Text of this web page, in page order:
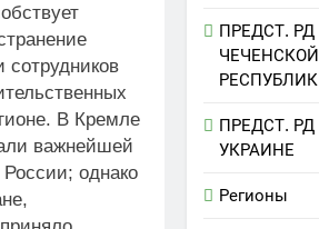
сотрудников
В Кремле
важнейшей
однако
ПРЕДСТ. РД
ЧЕЧЕНСКОЙ
ПРЕДСТ. РД
УКРАИНЕ
Регионы